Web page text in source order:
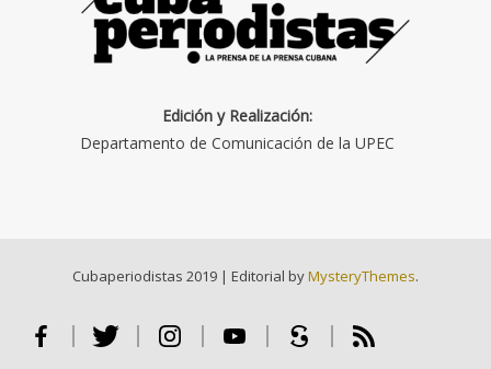
Edición y Realización:
Departamento de Comunicación de la UPEC
Cubaperiodistas 2019 | Editorial byMysteryThemes.
Facebook Twitter Instagram Youtube Scribd RSS